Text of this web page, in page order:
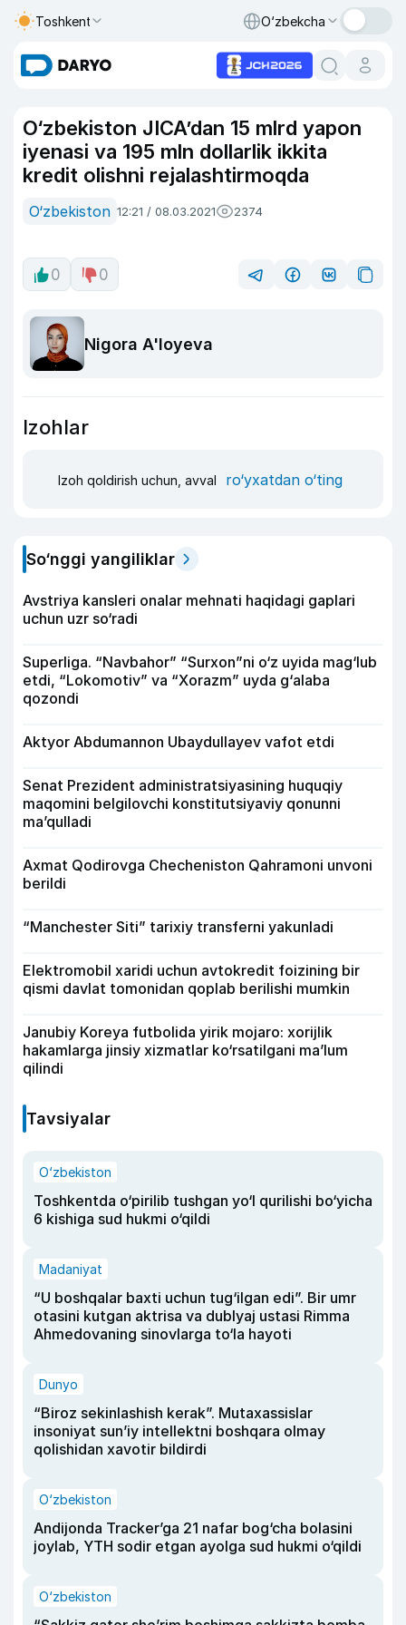
Toshkent O‘zbekcha
O‘zbekiston JICA’dan 15 mlrd yapon
iyenasi va 195 mln dollarlik ikkita
kredit olishni rejalashtirmoqda
O‘zbekiston 12:21 / 08.03.2021 2374
0 0
Nigora A'loyeva
Izohlar
Izoh qoldirish uchun, avval ro‘yxatdan o‘ting
So‘nggi yangiliklar
Avstriya kansleri onalar mehnati haqidagi gaplari
uchun uzr so‘radi
Superliga. “Navbahor” “Surxon”ni o‘z uyida mag‘lub
etdi, “Lokomotiv” va “Xorazm” uyda g‘alaba
qozondi
Aktyor Abdu­mannon Ubaydullayev vafot etdi
Senat Prezident administratsiyasining huquqiy
maqomini belgilovchi konstitutsiyaviy qonunni
ma’qulladi
Axmat Qodirovga Checheniston Qahramoni unvoni
berildi
“Manchester Siti” tarixiy transferni yakunladi
Elektromobil xaridi uchun avtokredit foizining bir
qismi davlat tomonidan qoplab berilishi mumkin
Janubiy Koreya futbolida yirik mojaro: xorijlik
hakamlarga jinsiy xizmatlar ko‘rsatilgani ma’lum
qilindi
Tavsiyalar
O‘zbekiston
Toshkentda o‘pirilib tushgan yo‘l qurilishi bo‘yicha
6 kishiga sud hukmi o‘qildi
Madaniyat
“U boshqalar baxti uchun tug‘ilgan edi”. Bir umr
otasini kutgan aktrisa va dublyaj ustasi Rimma
Ahmedovaning sinovlarga to‘la hayoti
Dunyo
“Biroz sekinlashish kerak”. Mutaxassislar
insoniyat sun’iy intellektni boshqara olmay
qolishidan xavotir bildirdi
O‘zbekiston
Andijonda Tracker’ga 21 nafar bog‘cha bolasini
joylab, YTH sodir etgan ayolga sud hukmi o‘qildi
O‘zbekiston